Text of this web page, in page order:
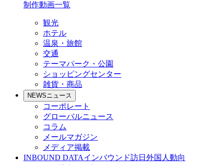
制作動画一覧
観光
ホテル
温泉・旅館
交通
テーマパーク・公園
ショッピングセンター
雑貨・商品
NEWSニュース
コーポレート
グローバルニュース
コラム
メールマガジン
メディア掲載
INBOUND DATAインバウンド訪日外国人動向